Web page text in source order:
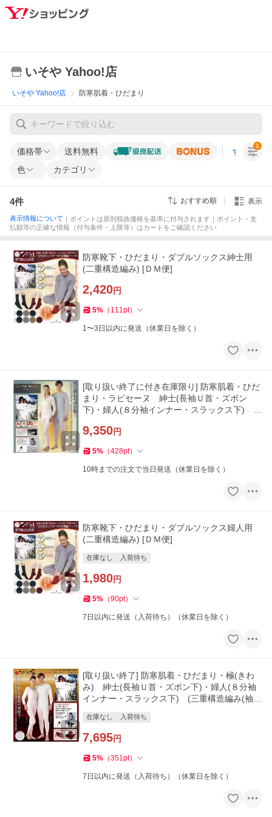
いそや Yahoo!店
いそや Yahoo!店 防寒肌着・ひだまり
価格帯 送料無料 すべての条
色 カテゴリ
1
4件 おすすめ順 表示
表示情報について ｜ポイントは原則税抜価格を基準に付与されます｜ポイント・支
払額等の正確な情報（付与条件・上限等）はカートをご確認ください
防寒靴下・ひだまり・ダブルソックス紳士用
(二重構造編み) [ＤＭ便]
2,420円
5% （ 111pt）
1〜3日以内に発送（休業日を除く）
[取り扱い終了に付き在庫限り] 防寒肌着・ひだ
まり・ラビセーヌ 紳士(長袖Ｕ首・ズボン
下)・婦人(８分袖インナー・スラックス下)
9,350円
5% （428pt）
10時までの注文で当日発送（休業日を除く）
防寒靴下・ひだまり・ダブルソックス婦人用
(二重構造編み) [ＤＭ便]
在庫なし 入荷待ち
1,980円
5% （90pt）
7日以内に発送（入荷待ち）（休業日を除く）
[取り扱い終了] 防寒肌着・ひだまり・極(きわ
み) 紳士(長袖Ｕ首・ズボン下)・婦人(８分袖
インナー・スラックス下) (三重構造編み(袖部
在庫なし 入荷待ち
7,695円
5% （351pt）
7日以内に発送（入荷待ち）（休業日を除く）